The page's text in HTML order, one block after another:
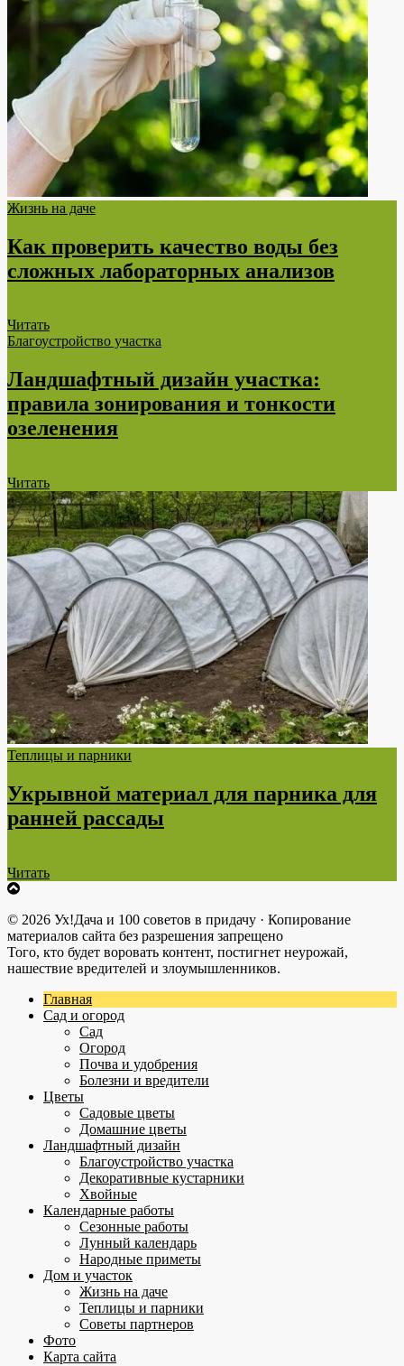
Жизнь на даче
Как проверить качество воды без
сложных лабораторных анализов
Читать
Благоустройство участка
Ландшафтный дизайн участка:
правила зонирования и тонкости
озеленения
Читать
Теплицы и парники
Укрывной материал для парника для
ранней рассады
Читать
© 2026 Ух!Дача и 100 советов в придачу · Копирование
материалов сайта без разрешения запрещено
Того, кто будет воровать контент, постигнет неурожай,
нашествие вредителей и злоумышленников.
Главная
Сад и огород
Сад
Огород
Почва и удобрения
Болезни и вредители
Цветы
Садовые цветы
Домашние цветы
Ландшафтный дизайн
Благоустройство участка
Декоративные кустарники
Хвойные
Календарные работы
Сезонные работы
Лунный календарь
Народные приметы
Дом и участок
Жизнь на даче
Теплицы и парники
Советы партнеров
Фото
Карта сайта